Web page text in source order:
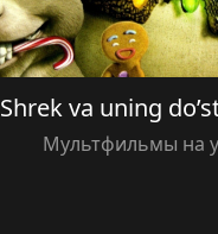
Shrek va uning
Мультфильмы на